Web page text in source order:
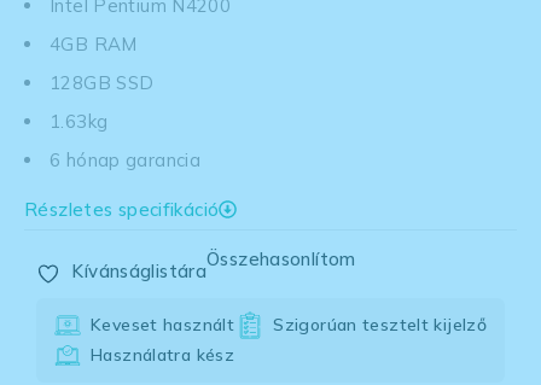
Intel Pentium N4200
4GB RAM
128GB SSD
1.63kg
6 hónap garancia
Részletes specifikáció
Kívánságlistára
Összehasonlítom
Keveset használt
Szigorúan tesztelt kijelző
Használatra kész